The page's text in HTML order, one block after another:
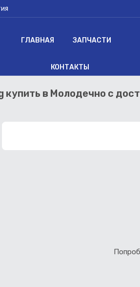
ГЛАВНАЯ ЗАПЧАСТИ
КОНТАКТЫ
купить в Молодечно с